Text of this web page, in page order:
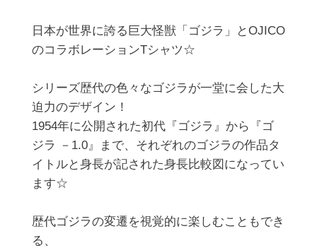
日本が世界に誇る巨大怪獣「ゴジラ」とOJICO
のコラボレーションTシャツ☆
シリーズ歴代の色々なゴジラが一堂に会した大
迫力のデザイン！
1954年に公開された初代『ゴジラ』から『ゴ
ジラ －1.0』まで、それぞれのゴジラの作品タ
イトルと身長が記された身長比較図になってい
ます☆
歴代ゴジラの変遷を視覚的に楽しむこともでき
る、